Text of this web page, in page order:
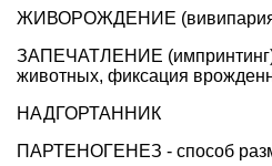
ЖИВОРОЖДЕНИЕ
ЗАПЕЧАТЛЕНИЕ
животных, фиксация
НАДГОРТАННИК
ПАРТЕНОГЕНЕЗ - способ